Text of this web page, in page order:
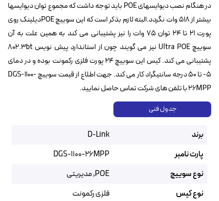
در هنگام نصب دیوایسهای POE باید توجه داشت که مجموع توان دیوایسها
بیشتر از ۵۱۸ وات نگردد.البته لازم بذکر است که این سوییچ POE‌دیلینک روی
پورت ۲۱ تا ۲۴ توان ۷۵ وات را نیز پشتیبانی می کند به همین علت به آن
سوییچ Ultra POE نیز می گویند چون از استاندارد پیش نویس 802.3bt
پشتیبانی می کند. کیس این سوییچ ۲۴ پورت فلزی رکمونت بوده و در دمای
۵- تا ۵۰ درجه سانتیگراد کار می کند. جهت اطلاع از قیمت سوییچ DGS-1100-
26MPP با تلفن های شرکت تماس حاصل نمایید.
جدول فنی
برند
D-Link
پارت نامبر
DGS-1100-26MPP
نوع سوییچ
POE,‌ مدیریتی
نوع کیس
فلزی رکمونت